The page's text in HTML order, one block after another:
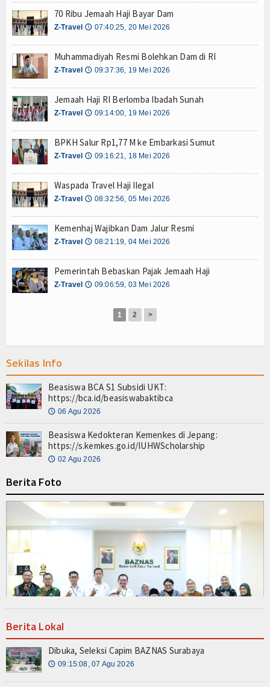
Mustahik
Muzaki
Palestina
Wakaf
Wasiat dan DSKL
Z-UPDATE
Z-Commerce
Z-Celeb
Z-Spirit
Z-Jurnal
PROFIL
Filantroper
Organisasi Filantropi
HIKMAH
Opini
Cerpen
Z-STORY
Z-Story Lokal
Z-Story Global
70 Ribu Jemaah Haji Bayar Dam
Z-Travel 🕔 07:40:25, 20 Mei 2026
Muhammadiyah Resmi Bolehkan Dam di RI
Z-Travel 🕔 09:37:36, 19 Mei 2026
Jemaah Haji RI Berlomba Ibadah Sunah
Z-Travel 🕔 09:14:00, 19 Mei 2026
BPKH Salur Rp1,77 M ke Embarkasi Sumut
Z-Travel 🕔 09:16:21, 18 Mei 2026
Waspada Travel Haji Ilegal
Z-Travel 🕔 08:32:56, 05 Mei 2026
Kemenhaj Wajibkan Dam Jalur Resmi
Z-Travel 🕔 08:21:19, 04 Mei 2026
Pemerintah Bebaskan Pajak Jemaah Haji
Z-Travel 🕔 09:06:59, 03 Mei 2026
1 2 >
Sekilas Info
Beasiswa BCA S1 Subsidi UKT:
https://bca.id/beasiswabaktibca
🕔 06 Agu 2026
Beasiswa Kedokteran Kemenkes di Jepang:
https://s.kemkes.go.id/IUHWScholarship
🕔 02 Agu 2026
Berita Foto
Berita Lokal
Dibuka, Seleksi Capim BAZNAS Surabaya
🕔 09:15:08, 07 Agu 2026